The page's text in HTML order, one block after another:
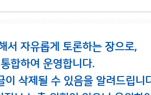
서 자유롭게 토론하는 장으로,
합하여 운영합니다.
삭제될 수 있음을 알려드립니